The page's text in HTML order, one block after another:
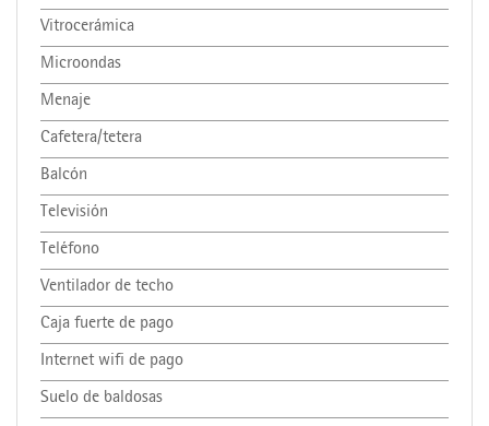
Vitrocerámica
Microondas
Menaje
Cafetera/tetera
Balcón
Televisión
Teléfono
Ventilador de techo
Caja fuerte de pago
Internet wifi de pago
Suelo de baldosas